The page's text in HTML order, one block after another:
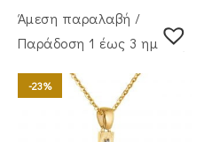
Άμεση παραλαβή /
Παράδoση 1 έως 3 ημέρες
-23%